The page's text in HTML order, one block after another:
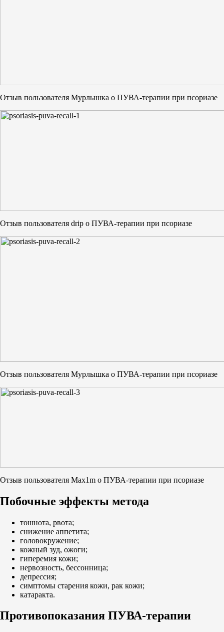
Отзыв пользователя Мурлышка о ПУВА-терапии при псориазе
Отзыв пользователя drip о ПУВА-терапии при псориазе
Отзыв пользователя Мурлышка о ПУВА-терапии при псориазе
Отзыв пользователя Max1m о ПУВА-терапии при псориазе
Побочные эффекты метода
тошнота, рвота;
снижение аппетита;
головокружение;
кожный зуд, ожоги;
гиперемия кожи;
нервозность, бессонница;
депрессия;
симптомы старения кожи, рак кожи;
катаракта.
Противопоказания ПУВА-терапии